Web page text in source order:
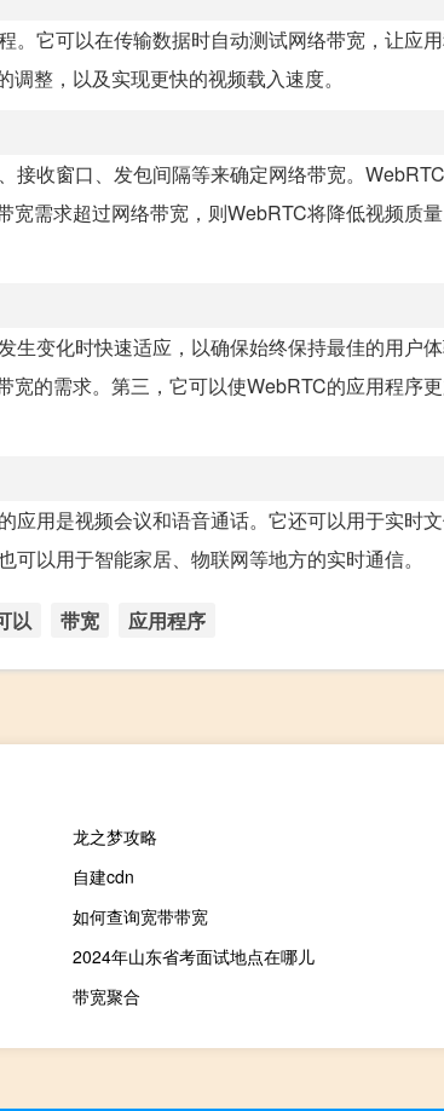
它可以在传输数据时自动测试网络带宽，让应
整，以及实现更快的视频载入速度。
收窗口、发包间隔等来确定网络带宽。
需求超过网络带宽，则WebRTC将降低视频质
变化时快速适应，以确保始终保持最佳的用户
的需求。第三，它可以使WebRTC的应用程序
用是视频会议和语音通话。它还可以用于实时
以用于智能家居、物联网等地方的实时通信。
以 带宽 应用程序
龙之梦攻略
自建cdn
如何查询宽带带宽
2024年山东省考面试地点在哪儿
带宽聚合